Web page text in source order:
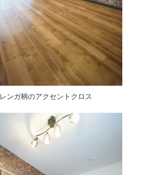
レンガ柄のアクセントクロス